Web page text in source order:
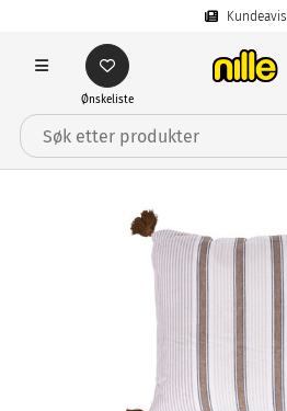
Kundeavis
Ønskeliste